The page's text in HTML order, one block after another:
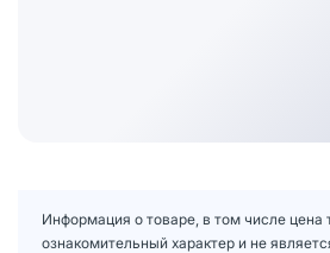
Информация о товаре, в том числе цена
ознакомительный характер и не